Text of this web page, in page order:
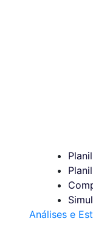
Análises e